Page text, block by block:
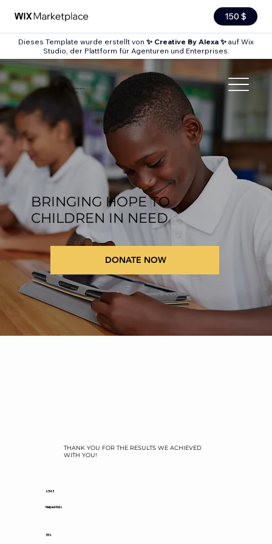
150 $
Dieses Template wurde erstellt von ✨ Creative By Alexa ✨ auf Wix
Studio, der Plattform für Agenturen und Enterprises.